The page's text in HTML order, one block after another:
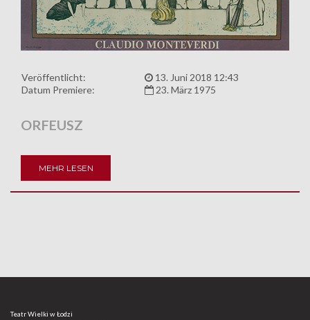
Veröffentlicht:
13. Juni 2018 12:43
Datum Premiere:
23. März 1975
ORFEUSZ
MEHR LESEN
Teatr Wielki w Łodzi